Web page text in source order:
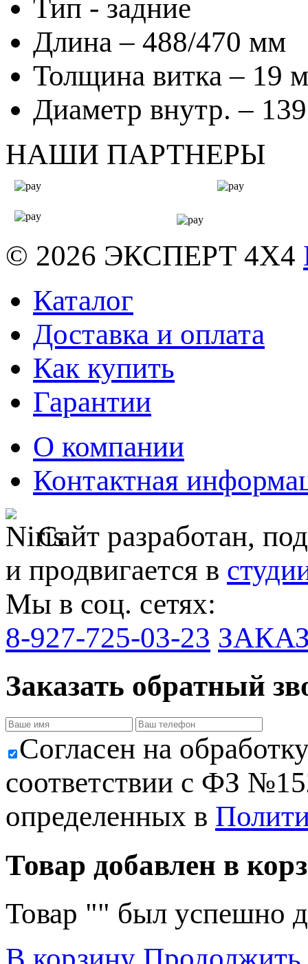
Тип - задние
Длина – 488/470 мм
Толщина витка – 19
Диаметр внутр. –
НАШИ ПАРТНЕРЫ
© 2026 ЭКСПЕРТ 4Х4
Каталог
Доставка и оплата
Как купить
Гарантии
О компании
Контактная
Сайт разработан,
и продвигается в
Мы в соц. сетях:
8-927-725-03-23
Заказать обратный
Cогласен на
соответствии с ФЗ
определенных в
Товар добавлен в
Товар "" был успешно